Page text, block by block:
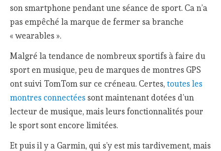
son smartphone pendant une séance de sport. Ca n’a
pas empêché la marque de fermer sa branche
« wearables ».
Malgré la tendance de nombreux sportifs à faire du
sport en musique, peu de marques de montres GPS
ont suivi TomTom sur ce créneau. Certes,toutes les
montres connectées sont maintenant dotées d’un
lecteur de musique, mais leurs fonctionnalités pour
le sport sont encore limitées.
Et puis il y a Garmin, qui s’y est mis tardivement, mais